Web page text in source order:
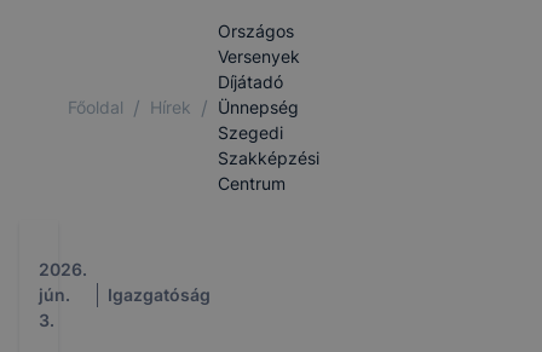
Főoldal / Hírek /
Országos
Versenyek
Díjátadó
Ünnepség
Szegedi
Szakképzési
Centrum
2026.
jún.
3.
Igazgatóság